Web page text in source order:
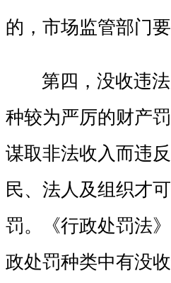
的，市场监管部门
第四，没收违
种较为严厉的财产
谋取非法收入而违
民、法人及组织才
罚。《行政处罚法
政处罚种类中有没